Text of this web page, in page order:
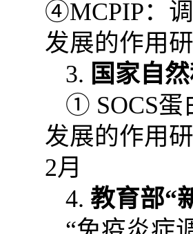
④MCPIP：
发展的作用
3. 国家自
① SOCS蛋
发展的作用
2月
4. 教育部“